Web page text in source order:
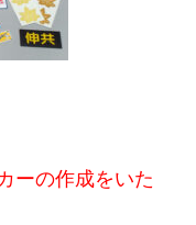
ーの作成をいた